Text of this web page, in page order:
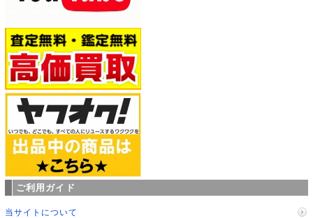
ご利用ガイド
当サイトについて